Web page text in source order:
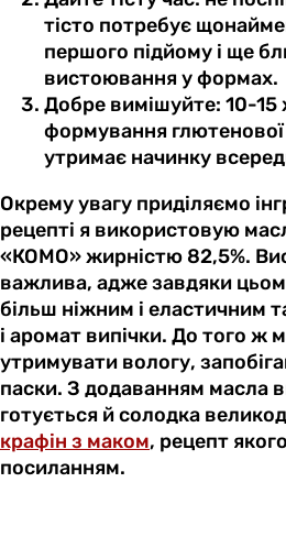
тісто потребує
першого підйому і ще
вистоювання у формах.
Добре вимішуйте: 10-15
формування
утримає начинку
Окрему увагу приділяємо
рецепті я використовую
«КОМО» жирністю 82,5%.
важлива, адже завдяки
більш ніжним і еластичним
і аромат випічки. До того ж
утримувати вологу,
паски. З додаванням масла
готується й солодка
крафін з маком, рецепт
посиланням.